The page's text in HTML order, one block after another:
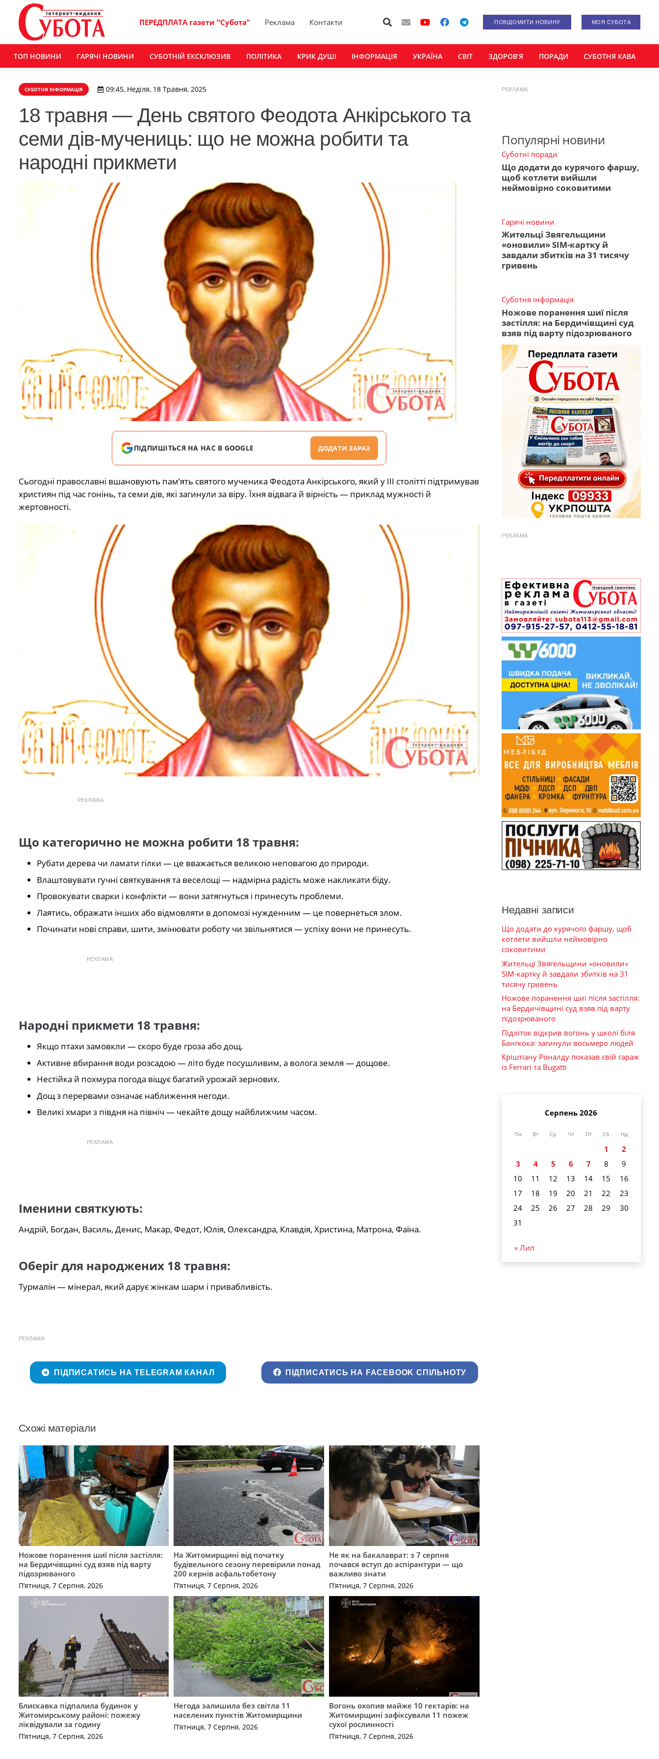
ПЕРЕДПЛАТА газети “Субота” Реклама Контакти ПОВІДОМИТИ НОВИНУ МОЯ СУБОТА
ТОП НОВИНИ ГАРЯЧІ НОВИНИ СУБОТНІЙ ЕКСКЛЮЗИВ ПОЛІТИКА КРИК ДУШІ ІНФОРМАЦІЯ УКРАЇНА СВІТ ЗДОРОВ’Я ПОРАДИ СУБОТНЯ КАВА
СУБОТНЯ ІНФОРМАЦІЯ 09:45, Неділя, 18 Травня, 2025
18 травня — День святого Феодота Анкірського та
семи дів-мучениць: що не можна робити та
народні прикмети
ПІДПИШІТЬСЯ НА НАС В GOOGLE ДОДАТИ ЗАРАЗ
Сьогодні православні вшановують пам’ять святого мученика Феодота Анкірського, який у III столітті підтримував
християн під час гонінь, та семи дів, які загинули за віру. Їхня відвага й вірність — приклад мужності й
жертовності.
РЕКЛАМА
Що категорично не можна робити 18 травня:
Рубати дерева чи ламати гілки — це вважається великою неповагою до природи.
Влаштовувати гучні святкування та веселощі — надмірна радість може накликати біду.
Провокувати сварки і конфлікти — вони затягнуться і принесуть проблеми.
Лаятись, ображати інших або відмовляти в допомозі нужденним — це повернеться злом.
Починати нові справи, шити, змінювати роботу чи звільнятися — успіху вони не принесуть.
РЕКЛАМА
Народні прикмети 18 травня:
Якщо птахи замовкли — скоро буде гроза або дощ.
Активне вбирання води розсадою — літо буде посушливим, а волога земля — дощове.
Нестійка й похмура погода віщує багатий урожай зернових.
Дощ з перервами означає наближення негоди.
Великі хмари з півдня на північ — чекайте дощу найближчим часом.
РЕКЛАМА
Іменини святкують:
Андрій, Богдан, Василь, Денис, Макар, Федот, Юлія, Олександра, Клавдія, Христина, Матрона, Фаїна.
Оберіг для народжених 18 травня:
Турмалін — мінерал, який дарує жінкам шарм і привабливість.
РЕКЛАМА
ПІДПИСАТИСЬ НА TELEGRAM КАНАЛ ПІДПИСАТИСЬ НА FACEBOOK СПІЛЬНОТУ
Схожі матеріали
Ножове поранення шиї після застілля:
на Бердичівщині суд взяв під варту
підозрюваного
П’ятниця, 7 Серпня, 2026
На Житомирщині від початку
будівельного сезону перевірили понад
200 кернів асфальтобетону
П’ятниця, 7 Серпня, 2026
Не як на бакалаврат: з 7 серпня
почався вступ до аспірантури — що
важливо знати
П’ятниця, 7 Серпня, 2026
Блискавка підпалила будинок у
Житомирському районі: пожежу
ліквідували за годину
П’ятниця, 7 Серпня, 2026
Негода залишила без світла 11
населених пунктів Житомирщини
П’ятниця, 7 Серпня, 2026
Вогонь охопив майже 10 гектарів: на
Житомирщині зафіксували 11 пожеж
сухої рослинності
П’ятниця, 7 Серпня, 2026
РЕКЛАМА
Популярні новини
Суботні поради
Що додати до курячого фаршу,
щоб котлети вийшли
неймовірно соковитими
Гарячі новини
Жительці Звягельщини
«оновили» SIM-картку й
завдали збитків на 31 тисячу
гривень
Суботня інформація
Ножове поранення шиї після
застілля: на Бердичівщині суд
взяв під варту підозрюваного
РЕКЛАМА
Недавні записи
Що додати до курячого фаршу, щоб
котлети вийшли неймовірно
соковитими
Жительці Звягельщини «оновили»
SIM-картку й завдали збитків на 31
тисячу гривень
Ножове поранення шиї після застілля:
на Бердичівщині суд взяв під варту
підозрюваного
Підліток відкрив вогонь у школі біля
Бангкока: загинули восьмеро людей
Кріштіану Роналду показав свій гараж
із Ferrari та Bugatti
Серпень 2026
Пн Вт Ср Чт Пт Сб Нд
1
2
3
4 5 6 7 8
9
10
11 12 13 14 15
16
17
18 19 20 21 22
23
24
25 26 27 28 29
30
31
« Лип